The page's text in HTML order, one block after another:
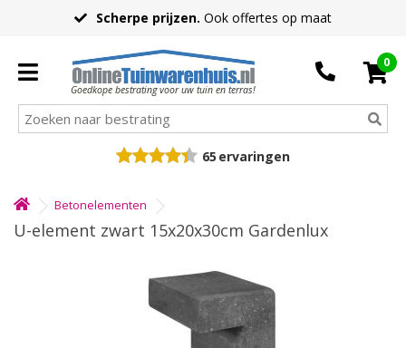
Scherpe prijzen. Ook offertes op maat
Goedkope bestrating voor uw tuin en terras!
0
65 ervaringen
Betonelementen
U-element zwart 15x20x30cm Gardenlux